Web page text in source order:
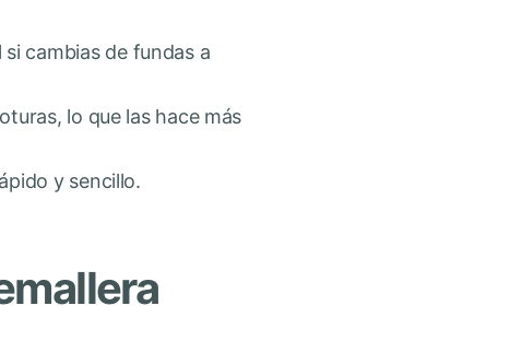
cambias de fundas a
lo que las hace más
y sencillo.